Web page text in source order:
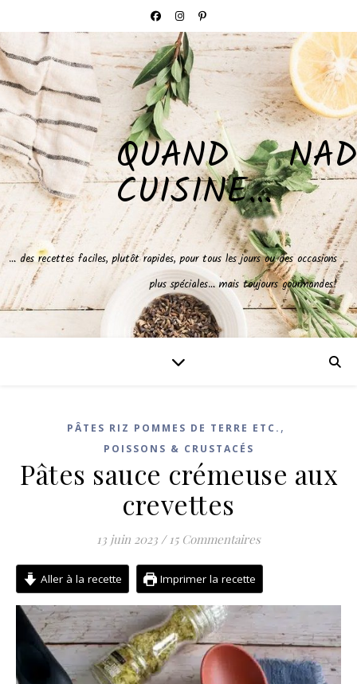
QUAND NAD
CUISINE…
… des recettes faciles, plutôt rapides, pour tous les jours ou des occasions
plus spéciales… mais toujours gourmandes!
PÂTES RIZ POMMES DE TERRE ETC. ,
POISSONS & CRUSTACÉS
Pâtes sauce crémeuse aux
crevettes
13 juin 2023 / 15 Commentaires
Aller à la recette Imprimer la recette